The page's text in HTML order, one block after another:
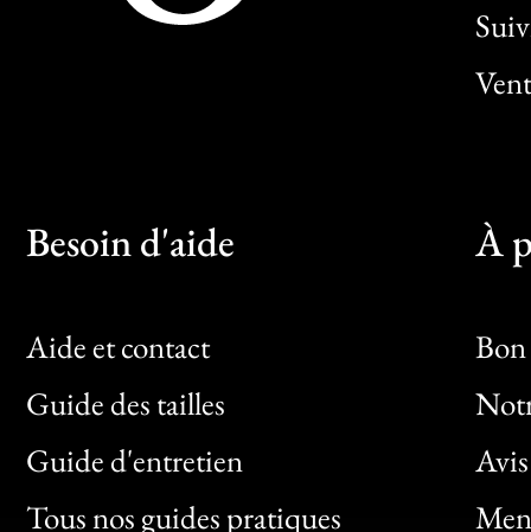
Besoin d'aide
Aide et contact
Guide des tailles
Guide d'entretien
Tous nos guides pratiques
À
Bon
Clic